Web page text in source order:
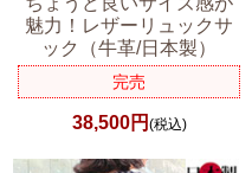
魅力！レザーリュックサ
ック（牛革/日本製）
完売
38,500円 (税込)